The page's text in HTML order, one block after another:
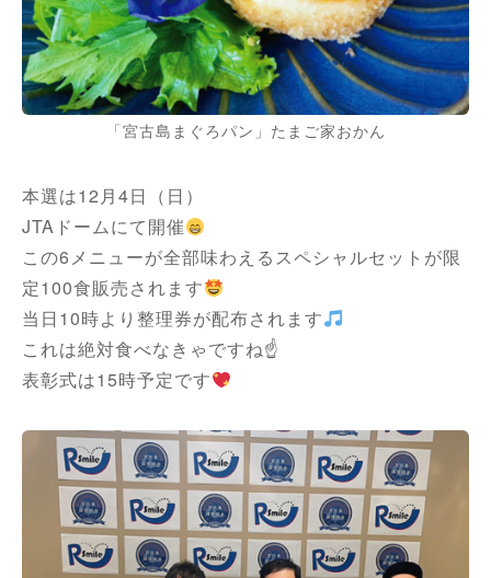
「宮古島まぐろパン」たまご家おかん
本選は12月4日（日）
JTAドームにて開催
この6メニューが全部味わえるスペシャルセットが限
定100食販売されます
当日10時より整理券が配布されます
これは絶対食べなきゃですね☝
表彰式は15時予定です